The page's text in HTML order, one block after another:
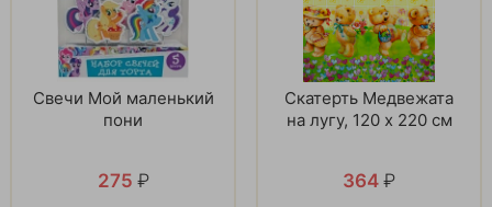
Свечи Мой маленький
пони
275 ₽
Скатерть Медвежата
на лугу, 120 х 220 см
364 ₽